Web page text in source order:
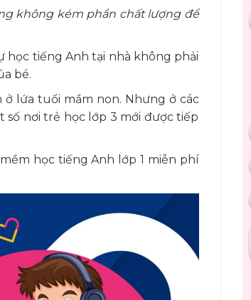
không kém phần chất lượng để
học tiếng Anh tại nhà không phải
bé.
ở lứa tuổi mầm non. Nhưng ở các
nơi trẻ học lớp 3 mới được tiếp
học tiếng Anh lớp 1 miễn phí